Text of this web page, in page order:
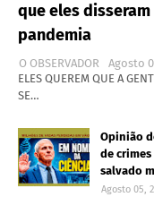
que eles
pandemia
O OBSERVADOR
Agosto
ELES QUEREM QUE A
SE…
Opinião
de
salvado
Agosto 05,